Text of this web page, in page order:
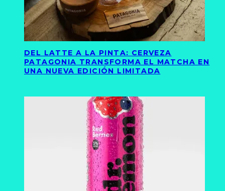
DEL LATTE A LA PINTA: CERVEZA
PATAGONIA TRANSFORMA EL MATCHA EN
UNA NUEVA EDICIÓN LIMITADA